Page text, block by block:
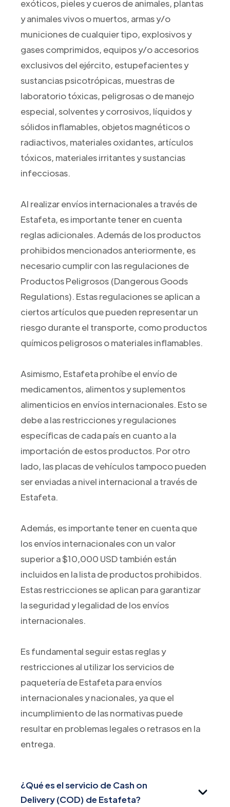
exóticos, pieles y cueros de animales, plantas
y animales vivos o muertos, armas y/o
municiones de cualquier tipo, explosivos y
gases comprimidos, equipos y/o accesorios
exclusivos del ejército, estupefacientes y
sustancias psicotrópicas, muestras de
laboratorio tóxicas, peligrosas o de manejo
especial, solventes y corrosivos, líquidos y
sólidos inflamables, objetos magnéticos o
radiactivos, materiales oxidantes, artículos
tóxicos, materiales irritantes y sustancias
infecciosas.
Al realizar envíos internacionales a través de
Estafeta, es importante tener en cuenta
reglas adicionales. Además de los productos
prohibidos mencionados anteriormente, es
necesario cumplir con las regulaciones de
Productos Peligrosos (Dangerous Goods
Regulations). Estas regulaciones se aplican a
ciertos artículos que pueden representar un
riesgo durante el transporte, como productos
químicos peligrosos o materiales inflamables.
Asimismo, Estafeta prohíbe el envío de
medicamentos, alimentos y suplementos
alimenticios en envíos internacionales. Esto se
debe a las restricciones y regulaciones
específicas de cada país en cuanto a la
importación de estos productos. Por otro
lado, las placas de vehículos tampoco pueden
ser enviadas a nivel internacional a través de
Estafeta.
Además, es importante tener en cuenta que
los envíos internacionales con un valor
superior a $10,000 USD también están
incluidos en la lista de productos prohibidos.
Estas restricciones se aplican para garantizar
la seguridad y legalidad de los envíos
internacionales.
Es fundamental seguir estas reglas y
restricciones al utilizar los servicios de
paquetería de Estafeta para envíos
internacionales y nacionales, ya que el
incumplimiento de las normativas puede
resultar en problemas legales o retrasos en la
entrega.
¿Qué es el servicio de Cash on
Delivery (COD) de Estafeta?